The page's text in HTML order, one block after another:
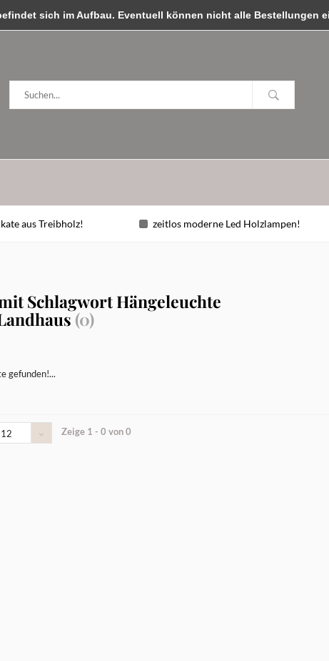
wir sind für Sie da!
aus Treibholz! zeitlos moderne Led Holzlampen!
Schlagwort Hängeleuchte
(0)
gefunden!...
12 Zeige 1 - 0 von 0
sich im Aufbau. Eventuell können nicht alle Bestellungen